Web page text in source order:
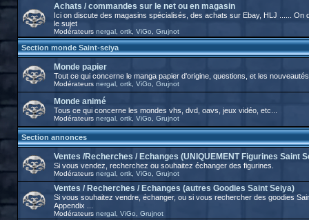
Achats / commandes sur le net ou en magasin
Ici on discute des magasins spécialisés, des achats sur Ebay, HLJ ......
le sujet
Modérateurs nergal, ortk, ViGo Grujnot
Section monde Saint-seiya
Monde papier
Tout ce qui concerne le manga papier d'origine, questions, et les
Modérateurs nergal, ortk, ViGo Grujnot
Monde animé
Tous ce qui concerne les mondes vhs, dvd, oavs, jeux vidéo, etc...
Modérateurs nergal, ortk, ViGo Grujnot
Section annonces
Ventes /Recherches / Echanges (UNIQUEMENT Figurines Saint
Si vous vendez, recherchez ou souhaitez échanger des figurines.
Modérateurs nergal, ortk, ViGo Grujnot
Ventes / Recherches / Echanges (autres Goodies Saint Seiya)
Si vous souhaitez vendre, échanger, ou si vous rechercher des goodies
Appendix ...
Modérateurs nergal, ViGo Grujnot